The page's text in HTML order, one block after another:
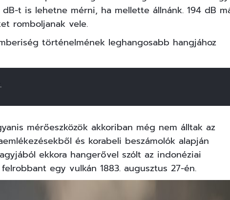
dB-t is lehetne mérni, ha mellette állnánk. 194 dB
romboljanak vele.
történelmének leghangosabb hangjához
mérőeszközök akkoriban még nem álltak az
és korabeli beszámolók alapján
ekkora hangerővel szólt az indonéziai
egy vulkán 1883. augusztus 27-én.